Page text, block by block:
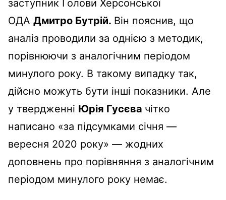
заступник Голови Херсонської
ОДА Дмитро Бутрій. Він пояснив, що
аналіз проводили за однією з методик,
порівнюючи з аналогічним періодом
минулого року. В такому випадку так,
дійсно можуть бути інші показники. Але
у твердженні Юрія Гусєва чітко
написано «за підсумками січня —
вересня 2020 року» — жодних
доповнень про порівняння з аналогічним
періодом минулого року немає.